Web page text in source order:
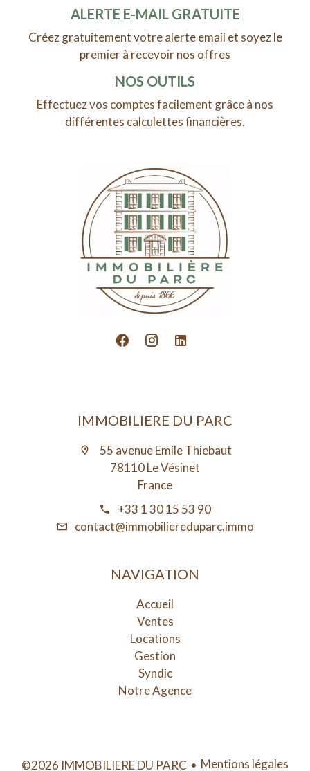
ALERTE E-MAIL GRATUITE
Créez gratuitement votre alerte email et soyez le
premier à recevoir nos offres
NOS OUTILS
Effectuez vos comptes facilement grâce à nos
différentes calculettes financières.
IMMOBILIERE DU PARC
55 avenue Emile Thiebaut
78110 Le Vésinet
France
+33 1 30 15 53 90
contact@immobiliereduparc.immo
NAVIGATION
Accueil
Ventes
Locations
Gestion
Syndic
Notre Agence
©2026 IMMOBILIERE DU PARC Mentions légales